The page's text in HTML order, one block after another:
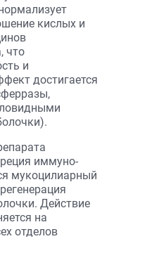
кислых и
что
и
достигается
иммуно­
мукоцилиарный
Действие
на
отделов